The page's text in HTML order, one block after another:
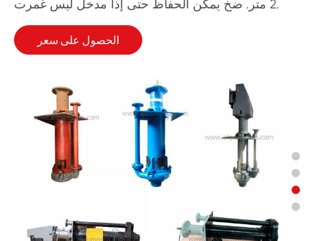
2 متر. ضخ يمكن الحفاظ حتى إذا مدخل ليس غمرت.
الحصول على سعر